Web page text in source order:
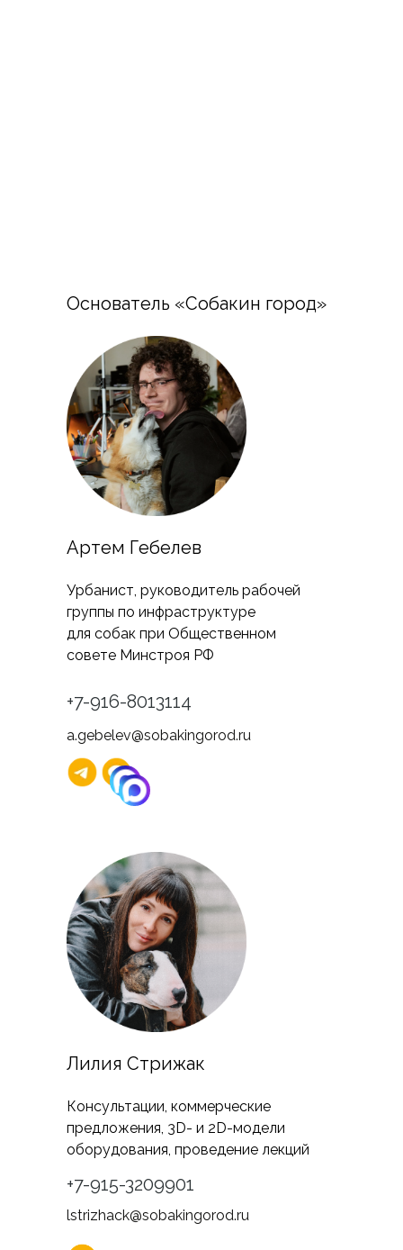
Урбанист, руководитель рабочей
группы по инфраструктуре
для собак при Общественном
совете Минстроя РФ
Основатель «Собакин город»
Артем Гебелев
+7-916-8013114
a.gebelev@sobakingorod.ru
Консультации, коммерческие
предложения, 3D- и 2D-модели
оборудования, проведение лекций
Лилия Стрижак
+7-915-3209901
lstrizhack@sobakingorod.ru